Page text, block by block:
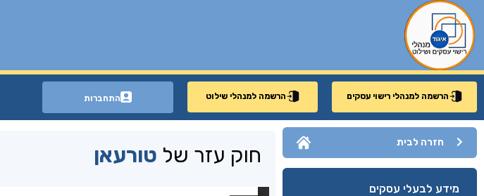
הרשמה למנהלי רישוי עסקים הרשמה למנהלי שילוט התחברות
חזרה לבית
מידע לבעלי עסקים
חוק עזר של טורעאן